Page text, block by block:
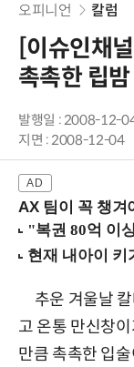
오피니언 칼럼
[이슈인채
촉촉한 립밤
발행일 : 2008-12-
지면 :2008-12-04
AX 팀이 꼭 챙겨야 할 2선
추운 겨울날 칼
고 온통 만신창
만큼 촉촉한 입